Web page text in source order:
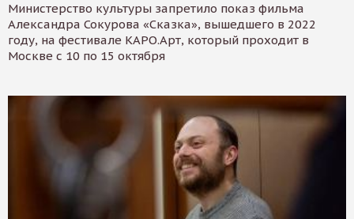
Министерство культуры запретило показ фильма
Александра Сокурова «Сказка», вышедшего в 2022
году, на фестивале КАРО.Арт, который проходит в
Москве с 10 по 15 октября